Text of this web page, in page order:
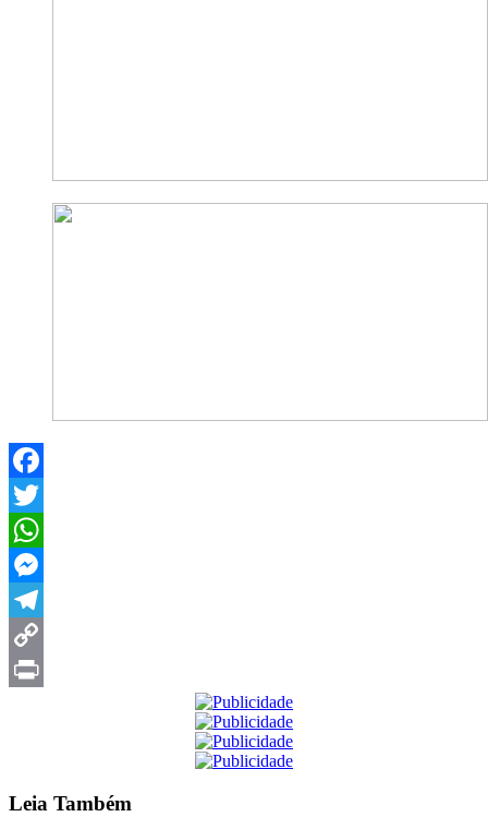
Facebook
Twitter
WhatsApp
Messenger
Telegram
Copy
Leia Também